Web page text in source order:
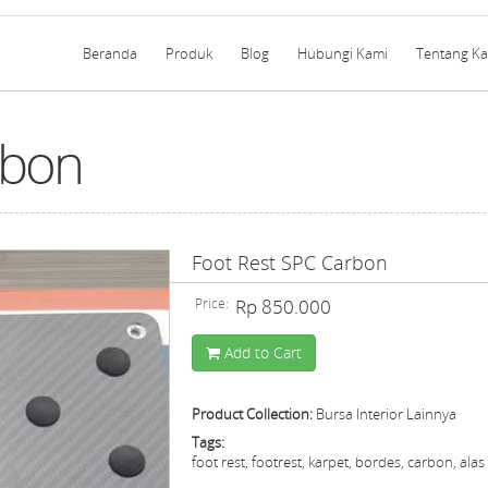
Beranda Produk Blog Hubungi Kami Tentang
Foot Rest SPC Carbon
Price: Rp 850.000
Add to Cart
Product Collection: Bursa Interior Lainnya
Tags:
foot rest, footrest, karpet, bordes, carbon, alas